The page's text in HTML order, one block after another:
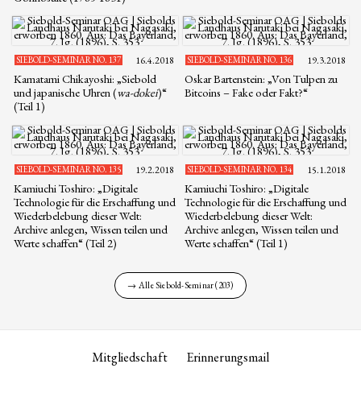
SIEBOLD-SEMINAR NO. 137 16.4.2018
Kamatami Chikayoshi: „Siebold
und japanische Uhren (wa-dokei)“
(Teil 1)
SIEBOLD-SEMINAR NO. 136 19.3.2018
Oskar Bartenstein: „Von Tulpen zu
Bitcoins – Fake oder Fakt?“
SIEBOLD-SEMINAR NO. 135 19.2.2018
Kamiuchi Toshiro: „Digitale
Technologie für die Erschaffung und
Wiederbelebung dieser Welt:
Archive anlegen, Wissen teilen und
Werte schaffen“ (Teil 2)
SIEBOLD-SEMINAR NO. 134 15.1.2018
Kamiuchi Toshiro: „Digitale
Technologie für die Erschaffung und
Wiederbelebung dieser Welt:
Archive anlegen, Wissen teilen und
Werte schaffen“ (Teil 1)
→ Alle Siebold-Seminar (203)
Mitgliedschaft Erinnerungsmail